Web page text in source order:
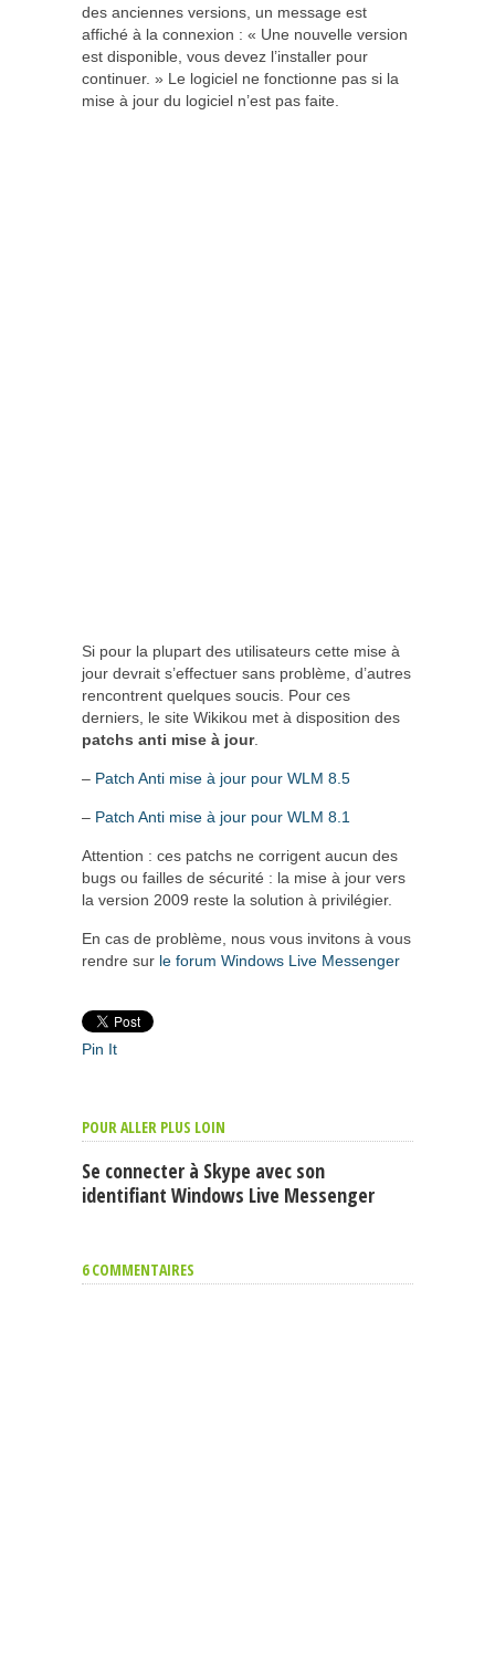
des anciennes versions, un message est
affiché à la connexion : « Une nouvelle version
est disponible, vous devez l’installer pour
continuer. » Le logiciel ne fonctionne pas si la
mise à jour du logiciel n’est pas faite.
Si pour la plupart des utilisateurs cette mise à
jour devrait s’effectuer sans problème, d’autres
rencontrent quelques soucis. Pour ces
derniers, le site Wikikou met à disposition des
patchs anti mise à jour.
– Patch Anti mise à jour pour WLM 8.5
– Patch Anti mise à jour pour WLM 8.1
Attention : ces patchs ne corrigent aucun des
bugs ou failles de sécurité : la mise à jour vers
la version 2009 reste la solution à privilégier.
En cas de problème, nous vous invitons à vous
rendre sur le forum Windows Live Messenger
Pin It
POUR ALLER PLUS LOIN
Se connecter à Skype avec son
identifiant Windows Live Messenger
6 COMMENTAIRES